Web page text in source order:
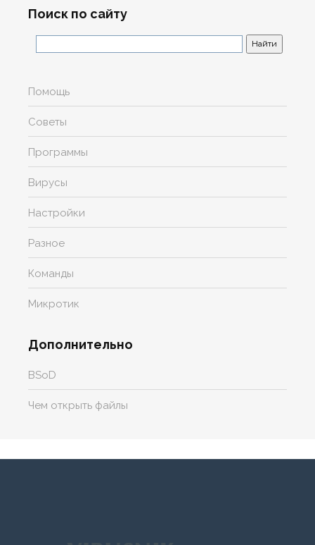
Поиск по сайту
Помощь
Советы
Программы
Вирусы
Настройки
Разное
Команды
Микротик
Дополнительно
BSoD
Чем открыть файлы